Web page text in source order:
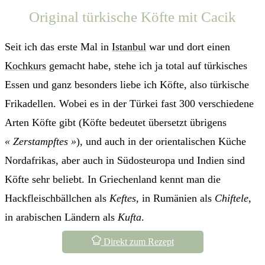
Original türkische Köfte mit Cacik
Seit ich das erste Mal in Istanbul war und dort einen
Kochkurs gemacht habe, stehe ich ja total auf türkisches
Essen und ganz besonders liebe ich Köfte, also türkische
Frikadellen. Wobei es in der Türkei fast 300 verschiedene
Arten Köfte gibt (Köfte bedeutet übersetzt übrigens
« Zerstampftes »), und auch in der orientalischen Küche
Nordafrikas, aber auch in Südosteuropa und Indien sind
Köfte sehr beliebt. In Griechenland kennt man die
Hackfleischbällchen als Keftes, in Rumänien als Chiftele,
in arabischen Ländern als Kufta.
Direkt zum Rezept